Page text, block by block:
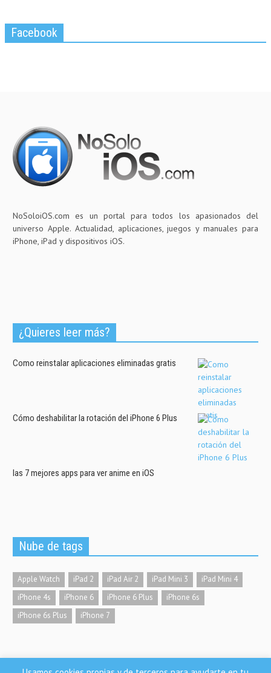
Facebook
NoSoloiOS.com es un portal para todos los apasionados del
universo Apple. Actualidad, aplicaciones, juegos y manuales para
iPhone, iPad y dispositivos iOS.
¿Quieres leer más?
Como reinstalar aplicaciones eliminadas gratis
Cómo deshabilitar la rotación del iPhone 6 Plus
las 7 mejores apps para ver anime en iOS
Nube de tags
Apple Watch iPad 2 iPad Air 2 iPad Mini 3
iPad Mini 4
iPhone 4s
iPhone 6 iPhone 6 Plus
iPhone 6s
iPhone 6s Plus
iPhone 7